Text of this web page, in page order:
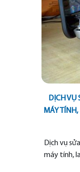
DỊCH VỤ
MÁY
Dịch vụ
máy tính,